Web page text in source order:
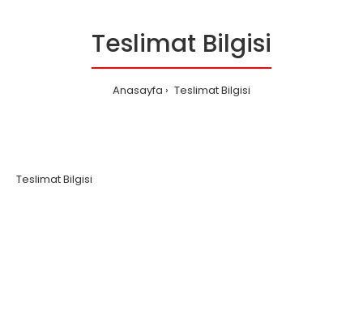
Teslimat Bilgisi
Anasayfa Teslimat Bilgisi
Teslimat Bilgisi